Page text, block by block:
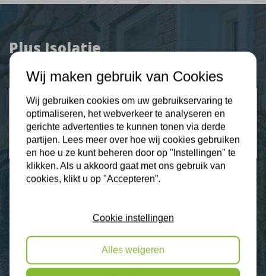
Plus Isolatie
Uw isolatie specialist
9,3
Klantbeoordelingen
2274 klanten beoordelen ons met een 9.3
Wij maken gebruik van Cookies
Wij gebruiken cookies om uw gebruikservaring te
optimaliseren, het webverkeer te analyseren en
gerichte advertenties te kunnen tonen via derde
partijen. Lees meer over hoe wij cookies gebruiken
en hoe u ze kunt beheren door op "Instellingen" te
klikken. Als u akkoord gaat met ons gebruik van
cookies, klikt u op "Accepteren”.
Cookie instellingen
Alles weigeren